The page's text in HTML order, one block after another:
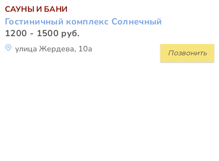
САУНЫ И БАНИ
Гостиничный комплекс Солнечный
1200 - 1500 руб.
Позвонить
улица Жердева, 10а